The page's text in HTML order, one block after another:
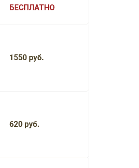
БЕСПЛАТНО
1550 руб.
620 руб.